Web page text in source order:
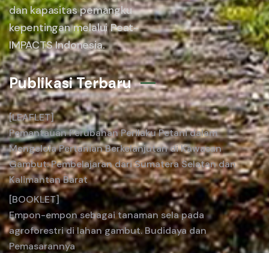
dan kapasitas pemangku
kepentingan melalui Peat-
IMPACTS Indonesia.
Publikasi Terbaru
[LEAFLET]
Pemantauan Perubahan Perilaku Petani dalam
Mengelola Pertanian Berkelanjutan di Kawasan
Gambut: Pembelajaran dari Sumatera Selatan dan
Kalimantan Barat
[BOOKLET]
Empon-empon sebagai tanaman sela pada
agroforestri di lahan gambut. Budidaya dan
Pemasarannya